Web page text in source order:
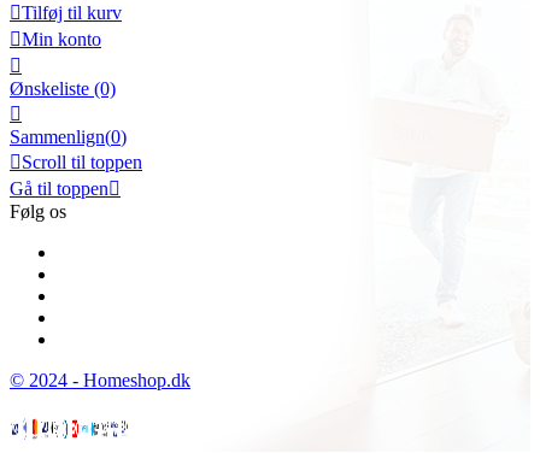
Tilføj til kurv
Min konto

Ønskeliste (0)

Sammenlign(0)
Scroll til toppen
Gå til toppen
Følg os
© 2024 - Homeshop.dk